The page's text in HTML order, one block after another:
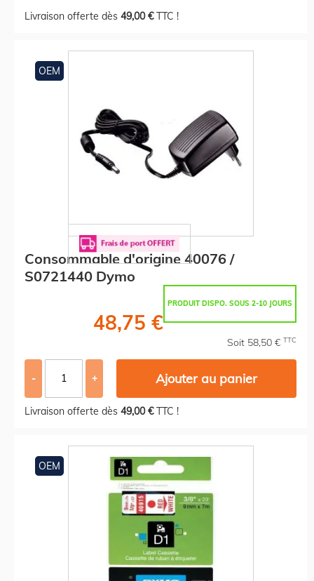
Livraison offerte dès 49,00 €TTC !
OEM
Consommable d'origine 40076 /
S0721440 Dymo
PRODUIT DISPO. SOUS 2-10 JOURS
48,75 €
Soit 58,50 € TTC
- + Ajouter au panier
Livraison offerte dès 49,00 €TTC !
OEM